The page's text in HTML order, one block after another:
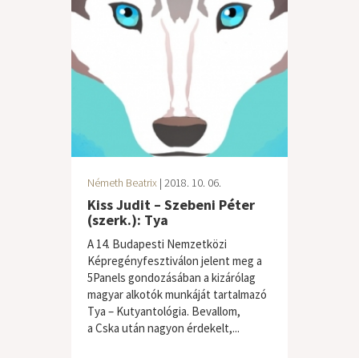
Németh Beatrix | 2018. 10. 06.
Kiss Judit – Szebeni Péter
(szerk.): Tya
A 14. Budapesti Nemzetközi
Képregényfesztiválon jelent meg a
5Panels gondozásában a kizárólag
magyar alkotók munkáját tartalmazó
Tya – Kutyantológia. Bevallom,
a Cska után nagyon érdekelt,...